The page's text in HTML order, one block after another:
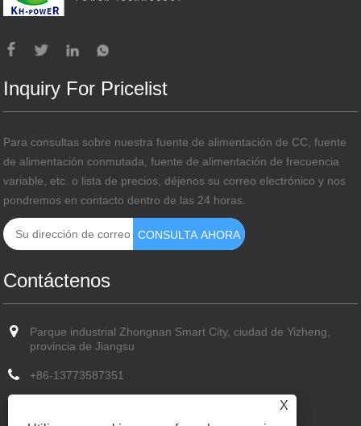
Inquiry For Pricelist
Para consultas sobre nuestra fuente de alimentación de CC, fuente
de alimentación conmutada, fuente de alimentación de frecuencia
variable, etc. o lista de precios, déjenos su correo electrónico y nos
pondremos en contacto dentro de las 24 horas.
Contáctenos
Parque industrial Zhongnan Smart City, ciudad de Yizheng,
provincia de Jiangsu
+86-13773587351
X